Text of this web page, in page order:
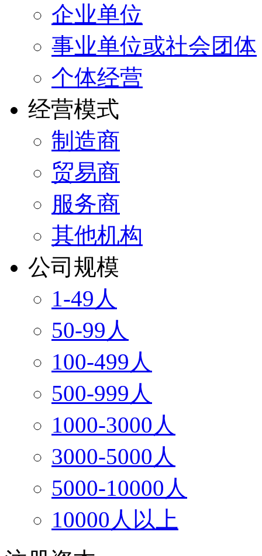
企业单位
事业单位或社会团体
个体经营
经营模式
制造商
贸易商
服务商
其他机构
公司规模
1-49人
50-99人
100-499人
500-999人
1000-3000人
3000-5000人
5000-10000人
10000人以上